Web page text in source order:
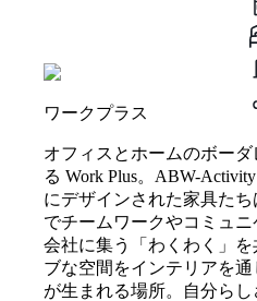
ワークプラス
オフィスとホームのボー
る Work Plus。ABW-
にデザインされた家具た
でチームワークやコミュニ
会社に集う「わくわく」
ブな空間をインテリアを
が生まれる場所。自分ら